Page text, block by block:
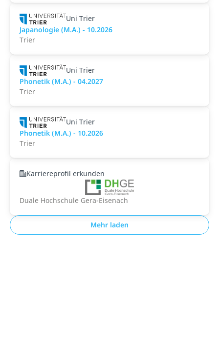
Uni Trier
Japanologie (M.A.) - 10.2026
Trier
Uni Trier
Phonetik (M.A.) - 04.2027
Trier
Uni Trier
Phonetik (M.A.) - 10.2026
Trier
Karriereprofil erkunden
Duale Hochschule Gera-Eisenach
Mehr laden